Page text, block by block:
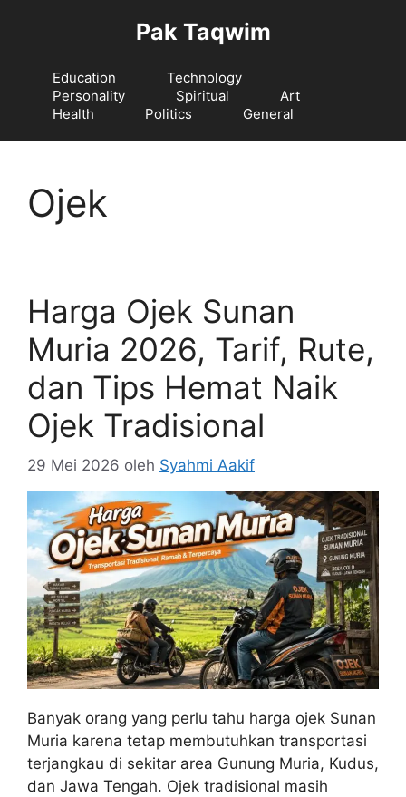
Pak Taqwim
Education
Technology
Personality
Spiritual
Art
Health
Politics General
Ojek
Harga Ojek Sunan
Muria 2026, Tarif, Rute,
dan Tips Hemat Naik
Ojek Tradisional
29 Mei 2026 oleh Syahmi Aakif
Banyak orang yang perlu tahu harga ojek Sunan
Muria karena tetap membutuhkan transportasi
terjangkau di sekitar area Gunung Muria, Kudus,
dan Jawa Tengah. Ojek tradisional masih